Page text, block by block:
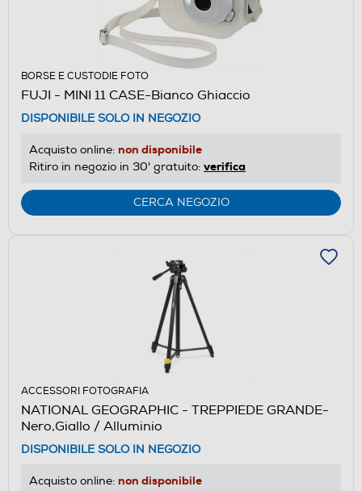
BORSE E CUSTODIE FOTO
FUJI - MINI 11 CASE-Bianco Ghiaccio
DISPONIBILE SOLO IN NEGOZIO
Acquisto online: non disponibile
Ritiro in negozio in 30' gratuito: verifica
CERCA NEGOZIO
ACCESSORI FOTOGRAFIA
NATIONAL GEOGRAPHIC - TREPPIEDE GRANDE-
Nero,Giallo / Alluminio
DISPONIBILE SOLO IN NEGOZIO
Acquisto online: non disponibile